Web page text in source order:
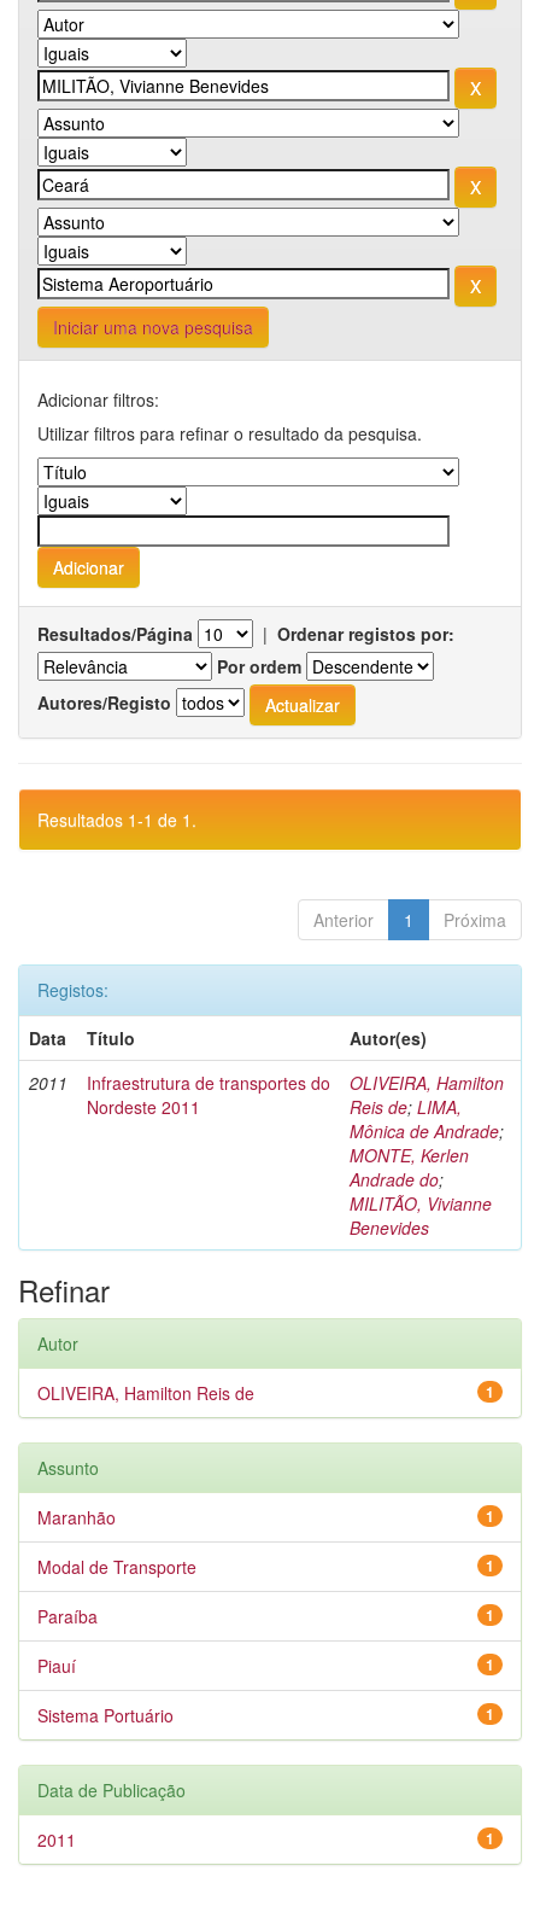
Iniciar uma nova pesquisa
Adicionar filtros:
Utilizar filtros para refinar o resultado da pesquisa.
Resultados/Página | Ordenar registos por:
Por ordem
Autores/Registo
Resultados 1-1 de 1.
Anterior 1 Próxima
Registos:
Data
Título
Autor(es)
2011
Infraestrutura de transportes do
Nordeste 2011
OLIVEIRA, Hamilton
Reis de; LIMA,
Mônica de Andrade;
MONTE, Kerlen
Andrade do;
MILITÃO, Vivianne
Benevides
Refinar
Autor
1
OLIVEIRA, Hamilton Reis de
Assunto
1
Maranhão
1
Modal de Transporte
1
Paraíba
1
Piauí
1
Sistema Portuário
Data de Publicação
1
2011